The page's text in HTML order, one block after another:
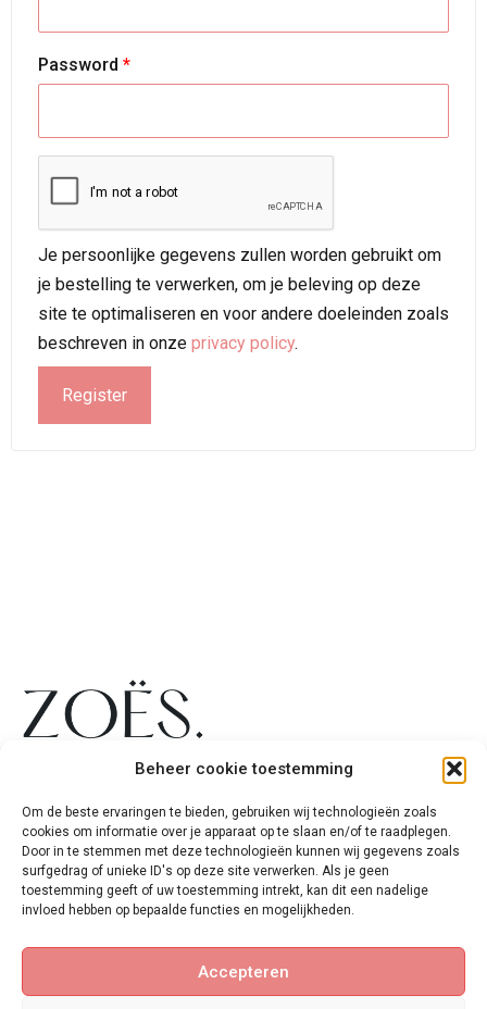
Beheer cookie toestemming
Om de beste ervaringen te bieden, gebruiken wij technologieën zoals
cookies om informatie over je apparaat op te slaan en/of te raadplegen.
Door in te stemmen met deze technologieën kunnen wij gegevens zoals
surfgedrag of unieke ID's op deze site verwerken. Als je geen
toestemming geeft of uw toestemming intrekt, kan dit een nadelige
invloed hebben op bepaalde functies en mogelijkheden.
Accepteren
Password *
Je persoonlijke gegevens zullen worden gebruikt om
je bestelling te verwerken, om je beleving op deze
site te optimaliseren en voor andere doeleinden zoals
beschreven in onze privacy policy.
Register
+31 6 54267773
info@zoes-
cosmetics.com
&nbsp
KvK: 82818533
BTW:
Shop
products
Brow jam
For your
customers
Overig
&
delivery
time
Payment
methods
My
Volg mij ook op